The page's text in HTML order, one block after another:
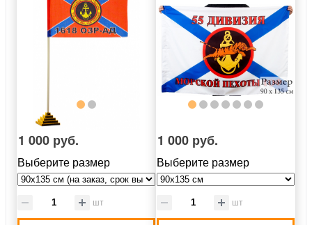
1 000 руб.
Выберите размер
шт
1 000 руб.
Выберите размер
шт